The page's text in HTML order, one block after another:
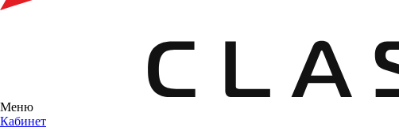
Меню
Кабинет